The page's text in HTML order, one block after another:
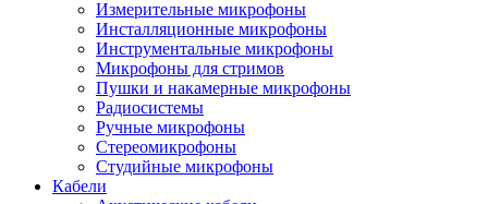
Измерительные микрофоны
Инсталляционные микрофоны
Инструментальные микрофоны
Микрофоны для стримов
Пушки и накамерные микрофоны
Радиосистемы
Ручные микрофоны
Стереомикрофоны
Студийные микрофоны
Кабели